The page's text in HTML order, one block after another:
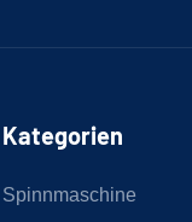
Kategorien
Spinnmaschine